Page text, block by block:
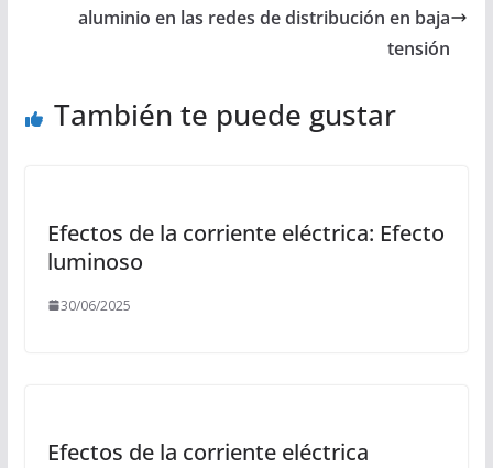
aluminio en las redes de distribución en baja
tensión
También te puede gustar
Efectos de la corriente eléctrica: Efecto
luminoso
30/06/2025
Efectos de la corriente eléctrica